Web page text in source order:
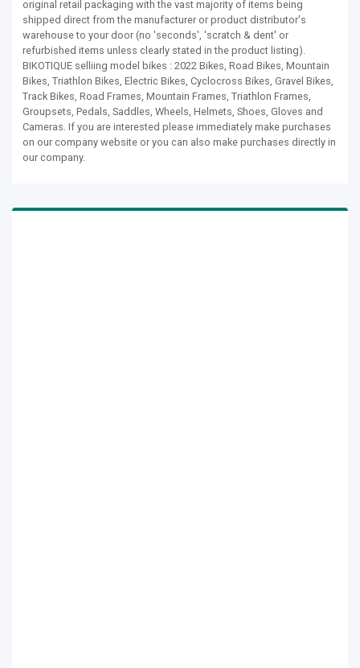
original retail packaging with the vast majority of items being
shipped direct from the manufacturer or product distributor's
warehouse to your door (no 'seconds', 'scratch & dent' or
refurbished items unless clearly stated in the product listing).
BIKOTIQUE selliing model bikes : 2022 Bikes, Road Bikes, Mountain
Bikes, Triathlon Bikes, Electric Bikes, Cyclocross Bikes, Gravel Bikes,
Track Bikes, Road Frames, Mountain Frames, Triathlon Frames,
Groupsets, Pedals, Saddles, Wheels, Helmets, Shoes, Gloves and
Cameras. If you are interested please immediately make purchases
on our company website or you can also make purchases directly in
our company.